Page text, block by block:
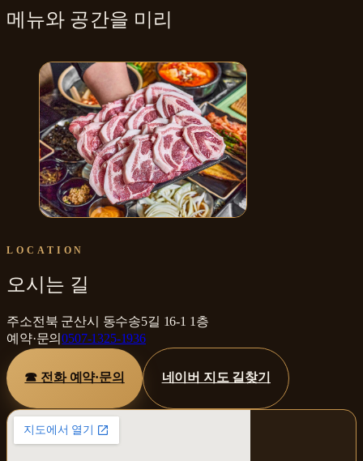
메뉴와 공간을 미리
LOCATION
오시는 길
주소전북 군산시 동수송5길 16-1 1층
예약·문의0507-1325-1936
☎ 전화 예약·문의 네이버 지도 길찾기